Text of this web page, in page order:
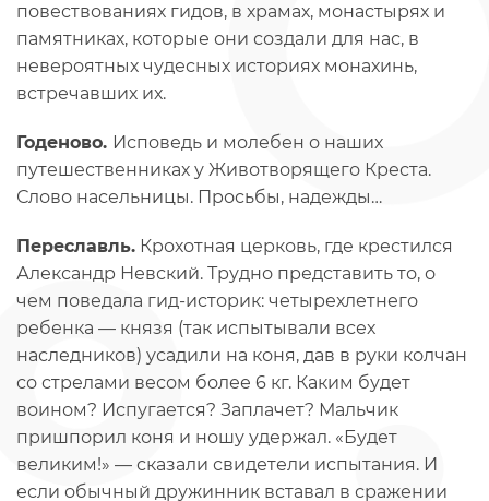
повествованиях гидов, в храмах, монастырях и
памятниках, которые они создали для нас, в
невероятных чудесных историях монахинь,
встречавших их.
Годеново. Исповедь и молебен о наших
путешественниках у Животворящего Креста.
Слово насельницы. Просьбы, надежды…
Переславль. Крохотная церковь, где крестился
Александр Невский. Трудно представить то, о
чем поведала гид-историк: четырехлетнего
ребенка — князя (так испытывали всех
наследников) усадили на коня, дав в руки колчан
со стрелами весом более 6 кг. Каким будет
воином? Испугается? Заплачет? Мальчик
пришпорил коня и ношу удержал. «Будет
великим!» — сказали свидетели испытания. И
если обычный дружинник вставал в сражении